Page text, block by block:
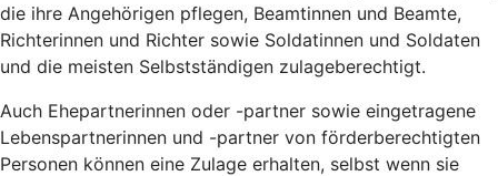
die ihre Angehörigen pflegen, Beamtinnen und Beamte,
Richterinnen und Richter sowie Soldatinnen und Soldaten
und die meisten Selbstständigen zulageberechtigt.
Auch Ehepartnerinnen oder -partner sowie eingetragene
Lebenspartnerinnen und -partner von förderberechtigten
Personen können eine Zulage erhalten, selbst wenn sie